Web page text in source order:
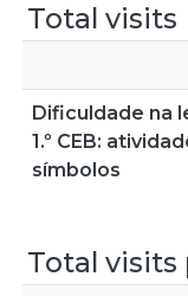
Total visits
Dificuldade na
1.º CEB:
símbolos
Total